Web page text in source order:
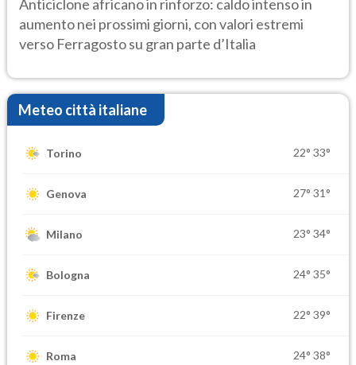
Anticiclone africano in rinforzo: caldo intenso in
aumento nei prossimi giorni, con valori estremi
verso Ferragosto su gran parte d’Italia
Meteo città italiane
Torino 22° 33°
Genova 27° 31°
Milano 23° 34°
Bologna 24° 35°
Firenze 22° 39°
Roma 24° 38°